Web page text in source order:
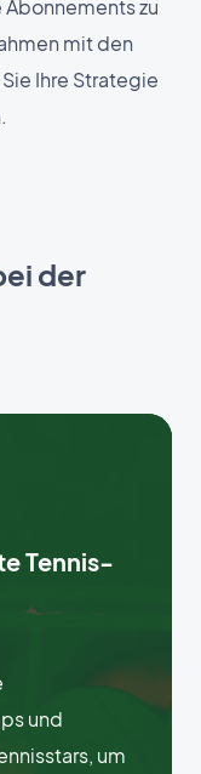
zu
mit den
Ihre Strategie
der
Tennis-
und
um